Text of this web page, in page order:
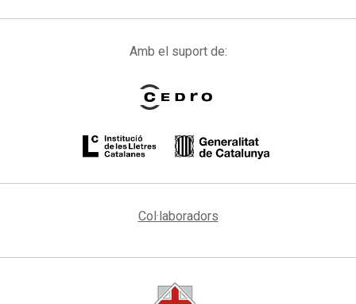
Amb el suport de:
Col·laboradors